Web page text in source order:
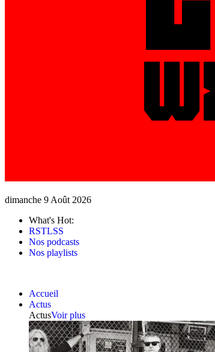
dimanche 9 Août 2026
What's Hot:
RSTLSS
Nos podcasts
Nos playlists
Accueil
Actus
ActusVoir plus